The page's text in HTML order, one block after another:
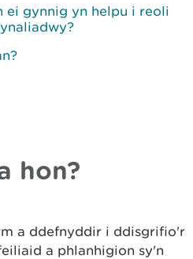
ei gynnig yn helpu i reoli
hon?
a ddefnyddir i ddisgrifio'r
a phlanhigion sy'n